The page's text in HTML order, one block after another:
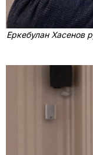
Еркебулан Хасенов